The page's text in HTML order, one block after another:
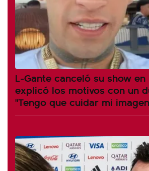
L-Gante canceló su show en
explicó los motivos con un
"Tengo que cuidar mi